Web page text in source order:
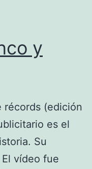
y
récords (edición
es el
Su
vídeo fue